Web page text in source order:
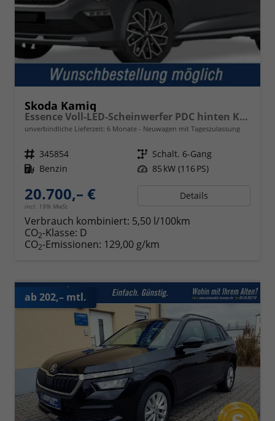
Skoda Kamiq
Essence Voll-LED-Scheinwerfer PDC hinten Klima
unverbindliche Lieferzeit: 6 Monate Neuwagen mit Tageszulassung
Fahrzeugnr. 345854 Getriebe Schalt. 6-Gang
Kraftstoff Benzin Leistung 85 kW (116 PS)
20.700,– €
incl. 19% MwSt.
Details
Verbrauch kombiniert: 5,50 l/100km
CO2-Klasse: D
CO2-Emissionen: 129,00 g/km
ab 202,– mtl.